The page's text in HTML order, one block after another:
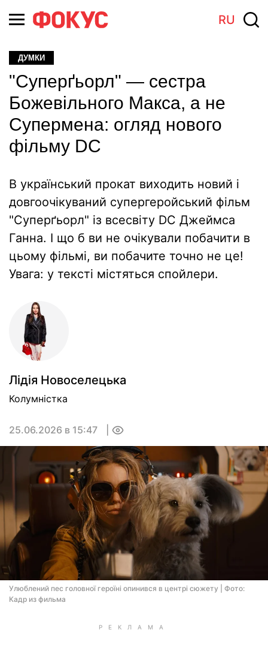
RU
ДУМКИ
"Суперґьорл" — сестра
Божевільного Макса, а не
Супермена: огляд нового
фільму DC
В український прокат виходить новий і
довгоочікуваний супергеройський фільм
"Суперґьорл" із всесвіту DC Джеймса
Ганна. І що б ви не очікували побачити в
цьому фільмі, ви побачите точно не це!
Увага: у тексті містяться спойлери.
Лідія Новоселецька
Колумністка
25.06.2026 в 15:47
Улюблений пес головної героїні опинився в центрі сюжету | Фото:
Кадр из фильма